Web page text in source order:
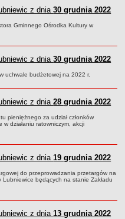
z dnia30 grudnia 2022
Gminnego Ośrodka Kultury w
z dnia30 grudnia 2022
uchwale budżetowej na 2022 r.
z dnia28 grudnia 2022
pieniężnego za udział członków
działaniu ratowniczym, akcji
z dnia19 grudnia 2022
do przeprowadzania przetargów na
Lubniewice będących na stanie Zakładu
z dnia13 grudnia 2022